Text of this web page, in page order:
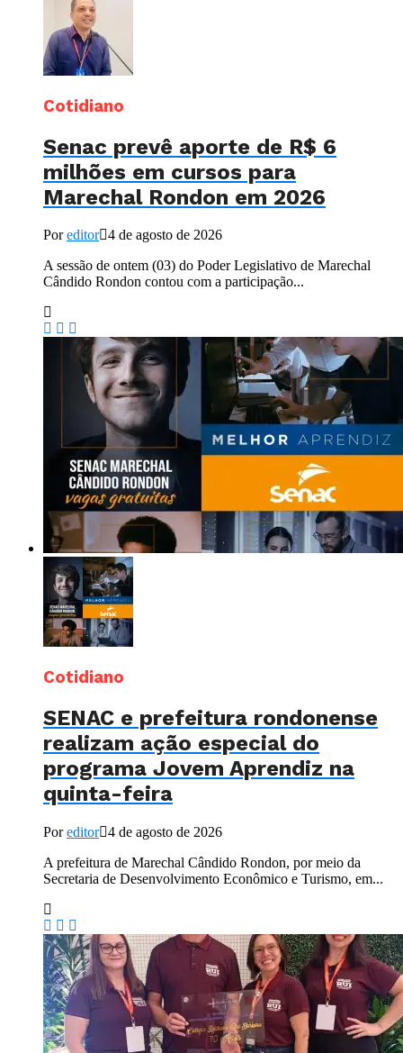
Cotidiano
Senac prevê aporte de R$ 6
milhões em cursos para
Marechal Rondon em 2026
Poreditor 4 de agosto de 2026
A sessão de ontem (03) do Poder Legislativo de Marechal
Cândido Rondon contou com a participação...
Cotidiano
SENAC e prefeitura rondonense
realizam ação especial do
programa Jovem Aprendiz na
quinta-feira
Poreditor 4 de agosto de 2026
A prefeitura de Marechal Cândido Rondon, por meio da
Secretaria de Desenvolvimento Econômico e Turismo, em...